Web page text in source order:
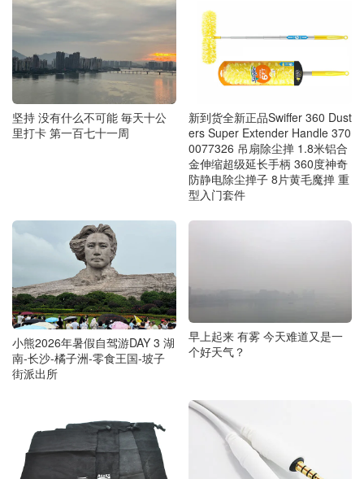
坚持 没有什么不可能 毎天十公
里打卡 第一百七十一周
新到货全新正品Swiffer 360 Dust
ers Super Extender Handle 370
0077326 吊扇除尘掸 1.8米铝合
金伸缩超级延长手柄 360度神奇
防静电除尘掸子 8片黄毛魔掸 重
型入门套件
小熊2026年暑假自驾游DAY 3 湖
南-长沙-橘子洲-零食王国-坡子
街派出所
早上起来 有雾 今天难道又是一
个好天气？